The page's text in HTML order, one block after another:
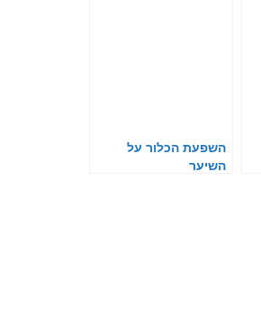
השפעת הכלור על
השיער